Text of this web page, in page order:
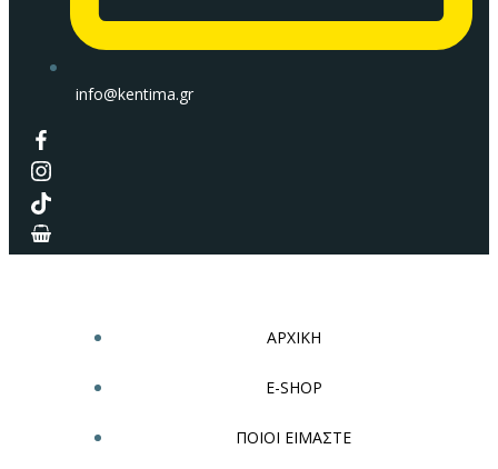
info@kentima.gr
ΑΡΧΙΚΗ
E-SHOP
ΠΟΙΟΙ ΕΙΜΑΣΤΕ